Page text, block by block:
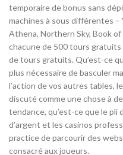
temporaire de bonus sans
machines à sous différentes
Athena, Northern Sky, Book
chacune de 500 tours
de tours gratuits. Qu’est-ce
plus nécessaire de basculer
l’action de vos autres tables,
discuté comme une chose à
tendance, qu’est-ce que le
d’argent et les casinos
practice de parcourir des
consacré aux joueurs.